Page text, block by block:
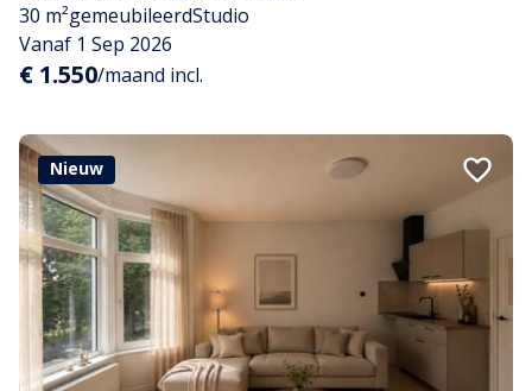
30 m²gemeubileerdStudio
Vanaf 1 Sep 2026
€ 1.550/maand incl.
Nieuw